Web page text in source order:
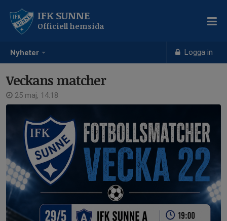
Nyheter Logga in
IFK SUNNE
Officiell hemsida
Veckans matcher
25 maj, 14:18